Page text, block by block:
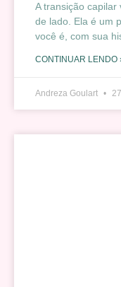
A transição
de lado. Ela é um
você é, com sua
CONTINUAR LENDO
Andreza Goulart